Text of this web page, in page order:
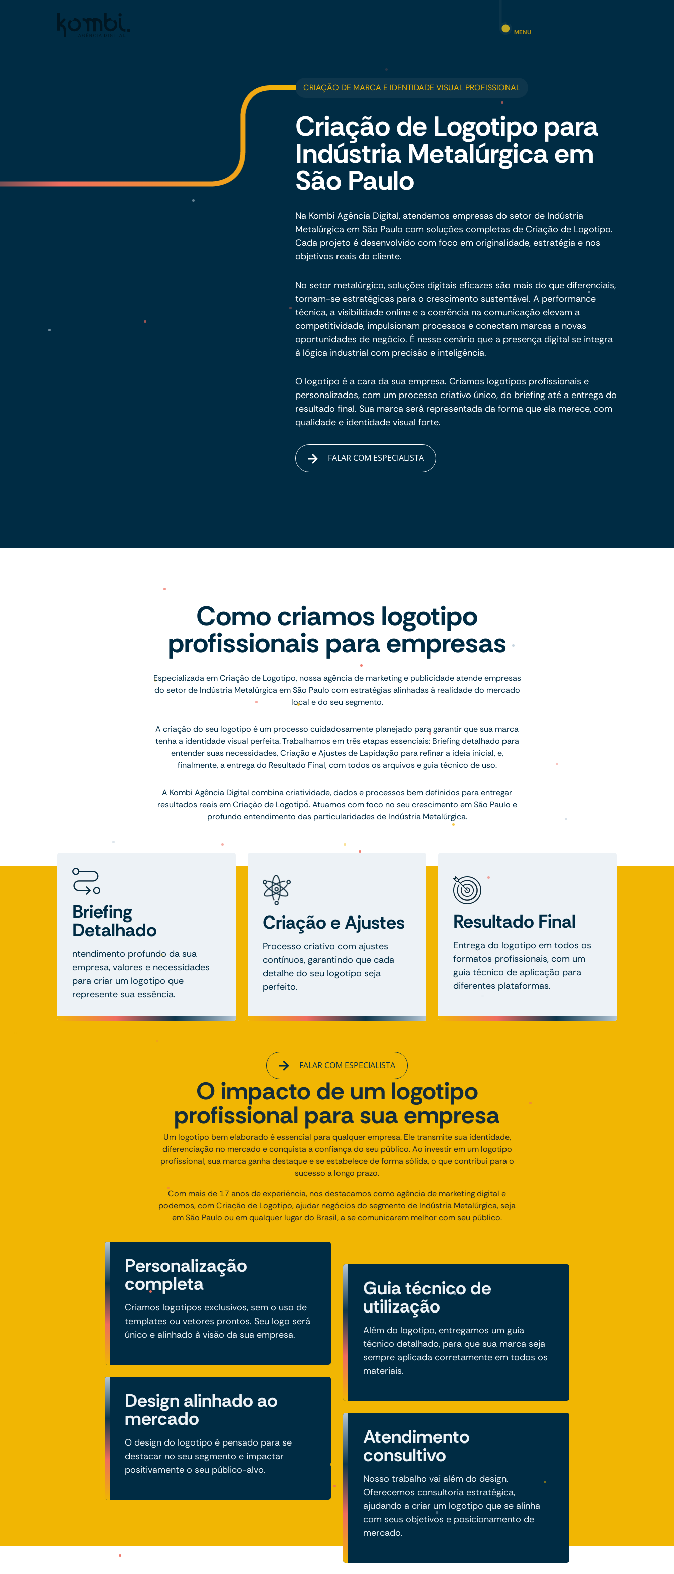
MENU
CRIAÇÃO DE MARCA E IDENTIDADE VISUAL PROFISSIONAL
Criação de Logotipo para
Indústria Metalúrgica em
São Paulo
Na Kombi Agência Digital, atendemos empresas do setor de Indústria
Metalúrgica em São Paulo com soluções completas de Criação de Logotipo.
Cada projeto é desenvolvido com foco em originalidade, estratégia e nos
objetivos reais do cliente.
No setor metalúrgico, soluções digitais eficazes são mais do que diferenciais,
tornam-se estratégicas para o crescimento sustentável. A performance
técnica, a visibilidade online e a coerência na comunicação elevam a
competitividade, impulsionam processos e conectam marcas a novas
oportunidades de negócio. É nesse cenário que a presença digital se integra
à lógica industrial com precisão e inteligência.
O logotipo é a cara da sua empresa. Criamos logotipos profissionais e
personalizados, com um processo criativo único, do briefing até a entrega do
resultado final. Sua marca será representada da forma que ela merece, com
qualidade e identidade visual forte.
FALAR COM ESPECIALISTA
Como criamos logotipo
profissionais para empresas
Especializada em Criação de Logotipo, nossa agência de marketing e publicidade atende empresas
do setor de Indústria Metalúrgica em São Paulo com estratégias alinhadas à realidade do mercado
local e do seu segmento.
A criação do seu logotipo é um processo cuidadosamente planejado para garantir que sua marca
tenha a identidade visual perfeita. Trabalhamos em três etapas essenciais: Briefing detalhado para
entender suas necessidades, Criação e Ajustes de Lapidação para refinar a ideia inicial, e,
finalmente, a entrega do Resultado Final, com todos os arquivos e guia técnico de uso.
A Kombi Agência Digital combina criatividade, dados e processos bem definidos para entregar
resultados reais em Criação de Logotipo. Atuamos com foco no seu crescimento em São Paulo e
profundo entendimento das particularidades de Indústria Metalúrgica.
Briefing
Detalhado
ntendimento profundo da sua
empresa, valores e necessidades
para criar um logotipo que
represente sua essência.
Criação e Ajustes
Processo criativo com ajustes
contínuos, garantindo que cada
detalhe do seu logotipo seja
perfeito.
Resultado Final
Entrega do logotipo em todos os
formatos profissionais, com um
guia técnico de aplicação para
diferentes plataformas.
FALAR COM ESPECIALISTA
O impacto de um logotipo
profissional para sua empresa
Um logotipo bem elaborado é essencial para qualquer empresa. Ele transmite sua identidade,
diferenciação no mercado e conquista a confiança do seu público. Ao investir em um logotipo
profissional, sua marca ganha destaque e se estabelece de forma sólida, o que contribui para o
sucesso a longo prazo.
Com mais de 17 anos de experiência, nos destacamos como agência de marketing digital e
podemos, com Criação de Logotipo, ajudar negócios do segmento de Indústria Metalúrgica, seja
em São Paulo ou em qualquer lugar do Brasil, a se comunicarem melhor com seu público.
Personalização
completa
Criamos logotipos exclusivos, sem o uso de
templates ou vetores prontos. Seu logo será
único e alinhado à visão da sua empresa.
Design alinhado ao
mercado
O design do logotipo é pensado para se
destacar no seu segmento e impactar
positivamente o seu público-alvo.
Guia técnico de
utilização
Além do logotipo, entregamos um guia
técnico detalhado, para que sua marca seja
sempre aplicada corretamente em todos os
materiais.
Atendimento
consultivo
Nosso trabalho vai além do design.
Oferecemos consultoria estratégica,
ajudando a criar um logotipo que se alinha
com seus objetivos e posicionamento de
mercado.